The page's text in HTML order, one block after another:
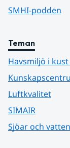
SMHI-podden
Teman
Havsmiljö i
Luftkvalitet
SIMAIR
Sjöar och